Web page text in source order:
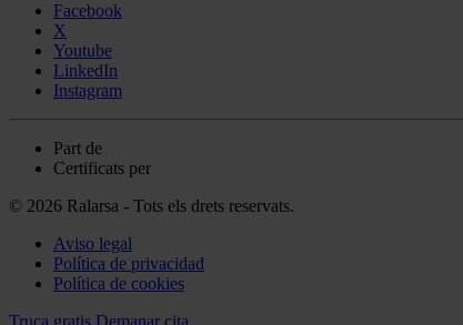
Facebook
X
Youtube
LinkedIn
Instagram
Part de
Certificats per
© 2026 Ralarsa - Tots els drets reservats.
Aviso legal
Política de privacidad
Política de cookies
Truca gratis Demanar cita